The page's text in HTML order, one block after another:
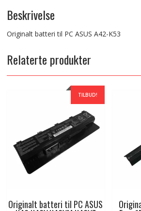
Beskrivelse
Originalt batteri til PC ASUS A42-K53
Relaterte produkter
TILBUD!
Originalt batteri til PC ASUS